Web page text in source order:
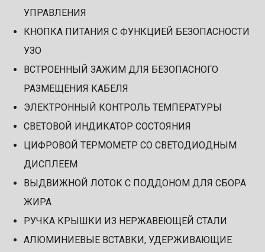
УПРАВЛЕНИЯ
КНОПКА ПИТАНИЯ С ФУНКЦИЕЙ БЕЗОПАСНОСТИ
УЗО
ВСТРОЕННЫЙ ЗАЖИМ ДЛЯ БЕЗОПАСНОГО
РАЗМЕЩЕНИЯ КАБЕЛЯ
ЭЛЕКТРОННЫЙ КОНТРОЛЬ ТЕМПЕРАТУРЫ
СВЕТОВОЙ ИНДИКАТОР СОСТОЯНИЯ
ЦИФРОВОЙ ТЕРМОМЕТР СО СВЕТОДИОДНЫМ
ДИСПЛЕЕМ
ВЫДВИЖНОЙ ЛОТОК С ПОДДОНОМ ДЛЯ СБОРА
ЖИРА
РУЧКА КРЫШКИ ИЗ НЕРЖАВЕЮЩЕЙ СТАЛИ
АЛЮМИНИЕВЫЕ ВСТАВКИ, УДЕРЖИВАЮЩИЕ